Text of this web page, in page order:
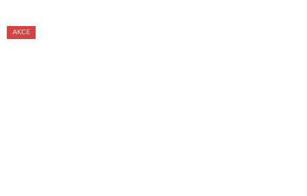
AKCE